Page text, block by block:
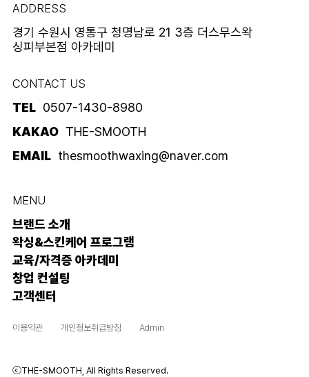
ADDRESS
경기 수원시 영통구 청명남로 21 3층 더스무스왁
싱피부본점 아카데미
CONTACT US
TEL 0507-1430-8980
KAKAO THE-SMOOTH
EMAIL thesmoothwaxing@naver.com
MENU
브랜드 소개
왁싱&스킨케어 프로그램
교육/자격증 아카데미
창업 컨설팅
고객센터
이용약관 개인정보취급방침 Admin
ⓒTHE-SMOOTH, All Rights Reserved.